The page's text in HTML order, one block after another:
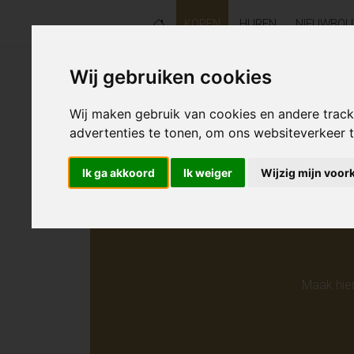
Wij gebruiken cookies
Wij maken gebruik van cookies en andere
advertenties te tonen, om ons websiteverkeer
Ik ga akkoord Ik weiger Wijzig mijn
KOPEN HUREN
Helaas
Maak